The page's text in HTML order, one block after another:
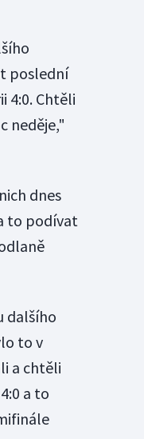
poslední
4:0. Chtěli
neděje,"
dnes
to podívat
dalšího
to v
a chtěli
a to